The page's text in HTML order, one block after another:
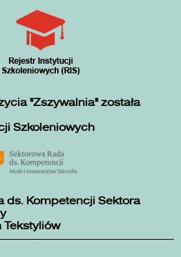
"Zszywalnia" została
Szkoleniowych
ds. Kompetencji Sektora
Tekstyliów